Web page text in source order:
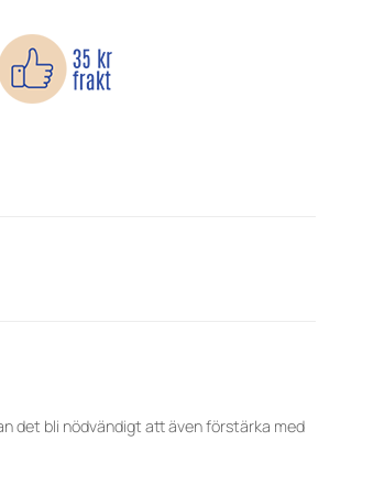
det bli nödvändigt att även förstärka med